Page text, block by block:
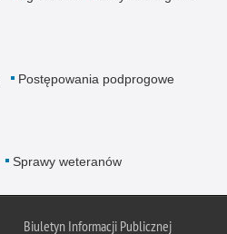
Postępowania podprogowe
Sprawy weteranów
Biuletyn Informacji Publicznej